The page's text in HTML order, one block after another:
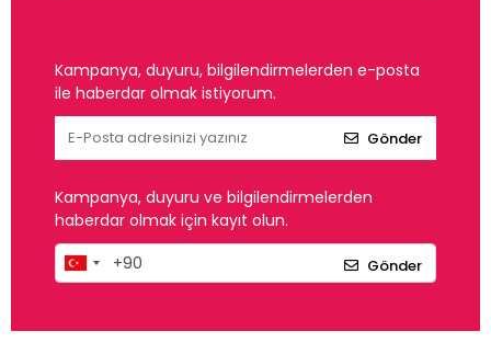
Kampanya, duyuru, bilgilendirmelerden e-posta
ile haberdar olmak istiyorum.
Gönder
Kampanya, duyuru ve bilgilendirmelerden
haberdar olmak için kayıt olun.
Gönder